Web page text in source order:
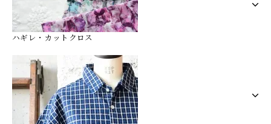
ハギレ・カットクロス